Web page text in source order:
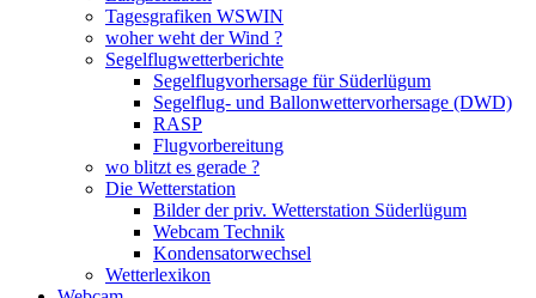
Tagesgrafiken WSWIN
woher weht der Wind ?
Segelflugwetterberichte
Segelflugvorhersage für Süderlügum
Segelflug- und Ballonwettervorhersage (DWD)
RASP
Flugvorbereitung
wo blitzt es gerade ?
Die Wetterstation
Bilder der priv. Wetterstation Süderlügum
Webcam Technik
Kondensatorwechsel
Wetterlexikon